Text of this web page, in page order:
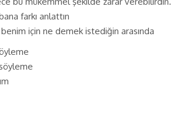
farkı anlattın
için ne demek istediğin arasında